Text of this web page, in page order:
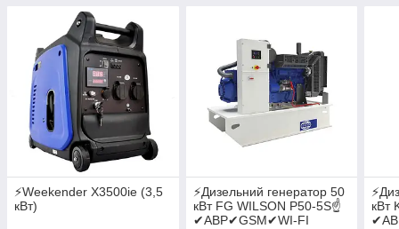
⚡Weekender X3500ie (3,5
кВт)
⚡️Дизельний генератор 50
кВт FG WILSON P50-5S☝
✔АВР✔GSM✔WI-FI
кВт